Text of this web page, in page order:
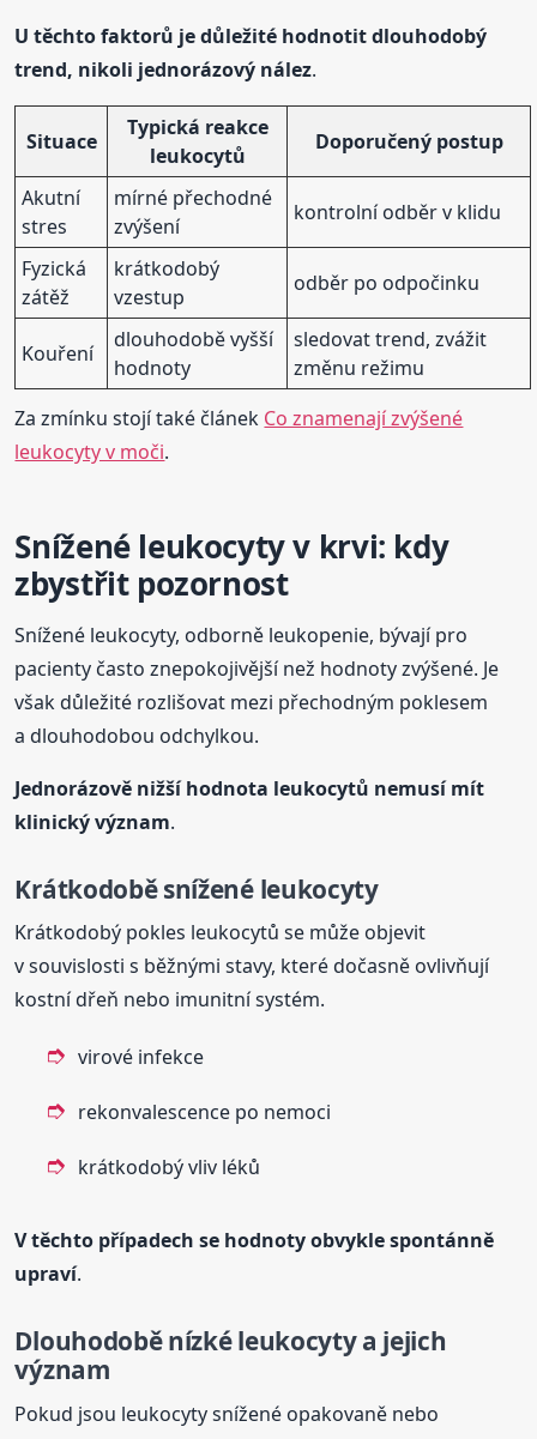
U těchto faktorů je důležité hodnotit dlouhodobý
trend, nikoli jednorázový nález.
Situace
Typická reakce
leukocytů
Doporučený postup
Akutní
stres
mírné přechodné
zvýšení
kontrolní odběr v klidu
Fyzická
zátěž
krátkodobý
vzestup
odběr po odpočinku
Kouření
dlouhodobě vyšší
hodnoty
sledovat trend, zvážit
změnu režimu
Za zmínku stojí také článek Co znamenají zvýšené
leukocyty v moči.
Snížené leukocyty v krvi: kdy
zbystřit pozornost
Snížené leukocyty, odborně leukopenie, bývají pro
pacienty často znepokojivější než hodnoty zvýšené. Je
však důležité rozlišovat mezi přechodným poklesem
a dlouhodobou odchylkou.
Jednorázově nižší hodnota leukocytů nemusí mít
klinický význam.
Krátkodobě snížené leukocyty
Krátkodobý pokles leukocytů se může objevit
v souvislosti s běžnými stavy, které dočasně ovlivňují
kostní dřeň nebo imunitní systém.
virové infekce
rekonvalescence po nemoci
krátkodobý vliv léků
V těchto případech se hodnoty obvykle spontánně
upraví.
Dlouhodobě nízké leukocyty a jejich
význam
Pokud jsou leukocyty snížené opakovaně nebo